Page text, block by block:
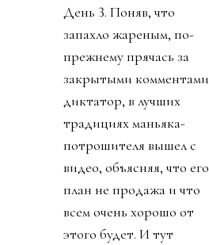
День 3. Поняв, что
запахло жареным, по-
прежнему прячась за
закрытыми комментами
диктатор, в лучших
традициях маньяка-
потрошителя вышел с
видео, объясняя, что его
план не продажа и что
всем очень хорошо от
этого будет. И тут